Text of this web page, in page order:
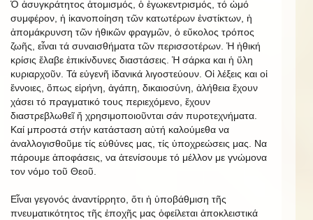
Ὁ ἀσυγκράτητος ἀτομισμός, ὁ ἐγωκεντρισμός, τό ὠμό
συμφέρον, ἡ ἱκανοποίηση τῶν κατωτέρων ἐνστίκτων, ἡ
ἀπομάκρυνση τῶν ἠθικῶν φραγμῶν, ὁ εὔκολος τρόπος
ζωῆς, εἶναι τά συναισθήματα τῶν περισσοτέρων. Ἡ ἠθική
κρίσις ἔλαβε ἐπικίνδυνες διαστάσεις. Ἡ σάρκα και ἡ ὕλη
κυριαρχοῦν. Τά εὐγενῆ ἰδανικά λιγοστεύουν. Οἱ λέξεις και οἱ
ἔννοιες, ὅπως εἰρήνη, ἀγάπη, δικαιοσύνη, ἀλήθεια ἔχουν
χάσει τό πραγματικό τους περιεχόμενο, ἔχουν
διαστρεβλωθεῖ ἤ χρησιμοποιοῦνται σάν πυροτεχνήματα.
Καί μπροστά στήν κατάσταση αὐτή καλούμεθα να
ἀναλλογισθοῦμε τίς εὐθύνες μας, τίς ὑποχρεώσεις μας. Να
πάρουμε ἀποφάσεις, να ἀτενίσουμε τό μέλλον με γνώμονα
τον νόμο τοῦ Θεοῦ.
Εἶναι γεγονός ἀναντίρρητο, ὅτι ἡ ὑποβάθμιση τῆς
πνευματικότητος τῆς ἐποχῆς μας ὀφείλεται ἀποκλειστικά